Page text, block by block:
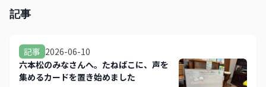
記事
記事 2026-06-10
六本松のみなさんへ。たねばこに、声を
集めるカードを置き始めました